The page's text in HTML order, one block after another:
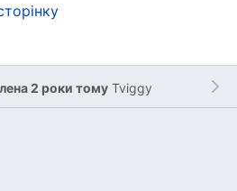
2 роки тому Tviggy